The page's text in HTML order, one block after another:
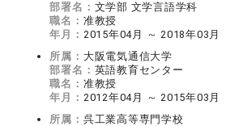
部署名： 文学部 文学言語学科
職名： 准教授
年月： 2015年04月 ～ 2018年03月
所属： 大阪電気通信大学
部署名： 英語教育センター
職名： 准教授
年月： 2012年04月 ～ 2015年03月
所属： 呉工業高等専門学校